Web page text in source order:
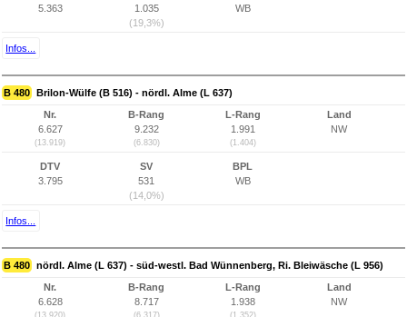
5.363
1.035
(19,3%)
WB
Infos...
B 480 Brilon-Wülfe (B 516) - nördl. Alme (L 637)
Nr.
6.627
(13.919)
B-Rang
9.232
(6.830)
L-Rang
1.991
(1.404)
Land
NW
DTV
3.795
SV
531
(14,0%)
BPL
WB
Infos...
B 480 nördl. Alme (L 637) - süd-westl. Bad Wünnenberg, Ri. Bleiwäsche (L 956)
Nr.
6.628
B-Rang
8.717
L-Rang
1.938
Land
NW